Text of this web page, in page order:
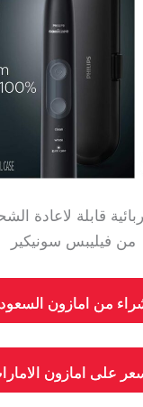
من فيليبس سونيكير
من امازون
على امازون